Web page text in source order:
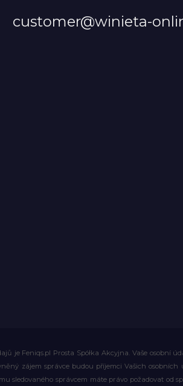
customer@winieta-
je Feniqs.pl Prosta Spółka Akcyjna. Vaše osobní
zájem správce budou příjemci Vašich
sledovaného správcem máte právo požadovat